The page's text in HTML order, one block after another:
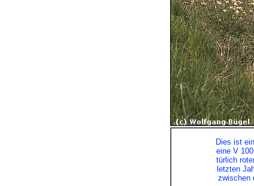
Dies ist
eine V
türlich
letzten
zwischen